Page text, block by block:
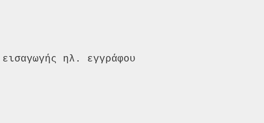
ηλ. εγγράφου